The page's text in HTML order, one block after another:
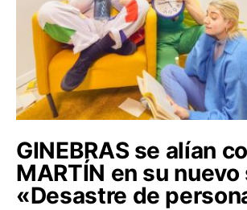
GINEBRAS se alían
MARTÍN en su
«Desastre de